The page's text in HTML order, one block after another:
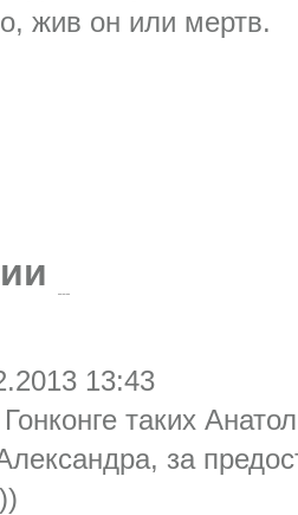
жив он или мертв.
13:43
таких
за